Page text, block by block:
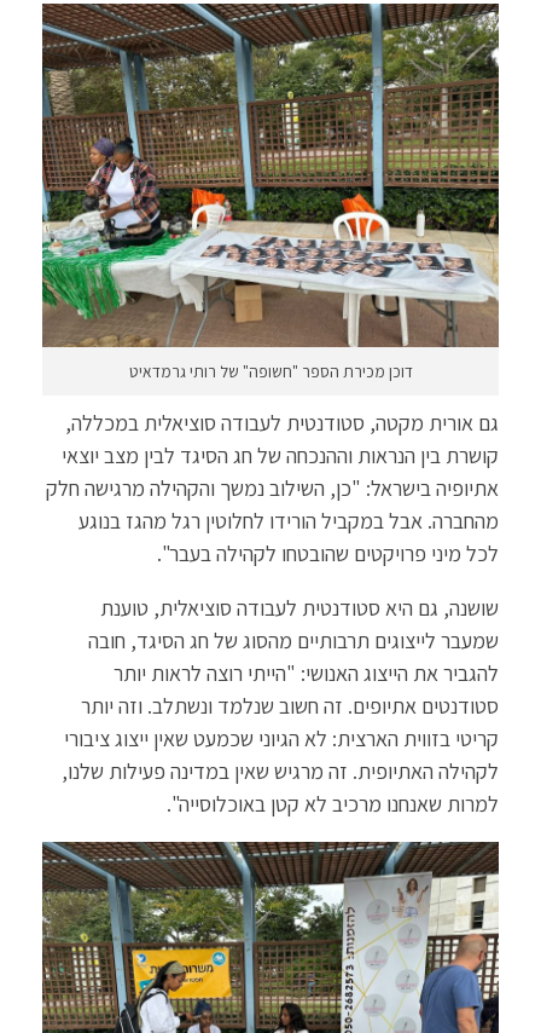
דוכן מכירת הספר "חשופה" של רותי גרמדאיט
גם אורית מקטה, סטודנטית לעבודה סוציאלית במכללה,
קושרת בין הנראות וההנכחה של חג הסיגד לבין מצב יוצאי
אתיופיה בישראל: "כן, השילוב נמשך והקהילה מרגישה חלק
מהחברה. אבל במקביל הורידו לחלוטין רגל מהגז בנוגע
לכל מיני פרויקטים שהובטחו לקהילה בעבר".
שושנה, גם היא סטודנטית לעבודה סוציאלית, טוענת
שמעבר לייצוגים תרבותיים מהסוג של חג הסיגד, חובה
להגביר את הייצוג האנושי: "הייתי רוצה לראות יותר
סטודנטים אתיופים. זה חשוב שנלמד ונשתלב. וזה יותר
קריטי בזווית הארצית: לא הגיוני שכמעט שאין ייצוג ציבורי
לקהילה האתיופית. זה מרגיש שאין במדינה פעילות שלנו,
למרות שאנחנו מרכיב לא קטן באוכלוסייה".